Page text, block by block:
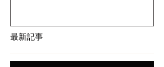
最新記事